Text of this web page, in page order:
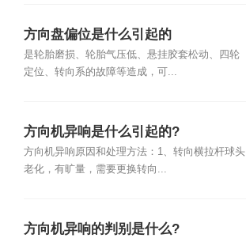
方向盘偏位是什么引起的
是轮胎磨损、轮胎气压低、悬挂胶套松动、四轮
定位、转向系的故障等造成，可...
方向机异响是什么引起的?
方向机异响原因和处理方法：1、转向横拉杆球头
老化，有旷量，需要更换转向...
方向机异响的判别是什么?